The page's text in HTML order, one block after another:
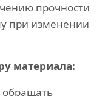
прочности
при изменении
материала:
обращать